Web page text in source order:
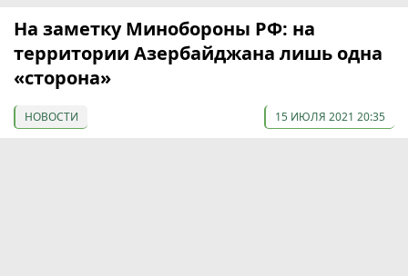
На заметку Минобороны РФ: на
территории Азербайджана лишь одна
«сторона»
НОВОСТИ 15 ИЮЛЯ 2021 20:35